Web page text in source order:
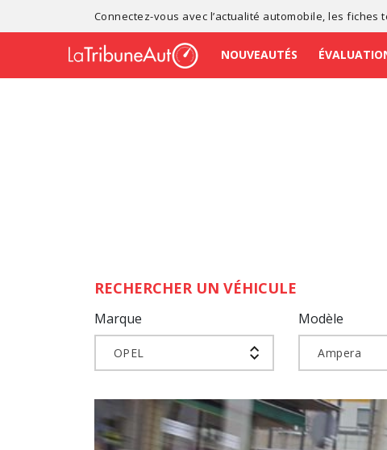
Connectez-vous avec l’actualité automobile , lesfiches
NOUVEAUTÉS
RECHERCHER UN VÉHICULE
Marque
OPEL
Modèle
Ampera